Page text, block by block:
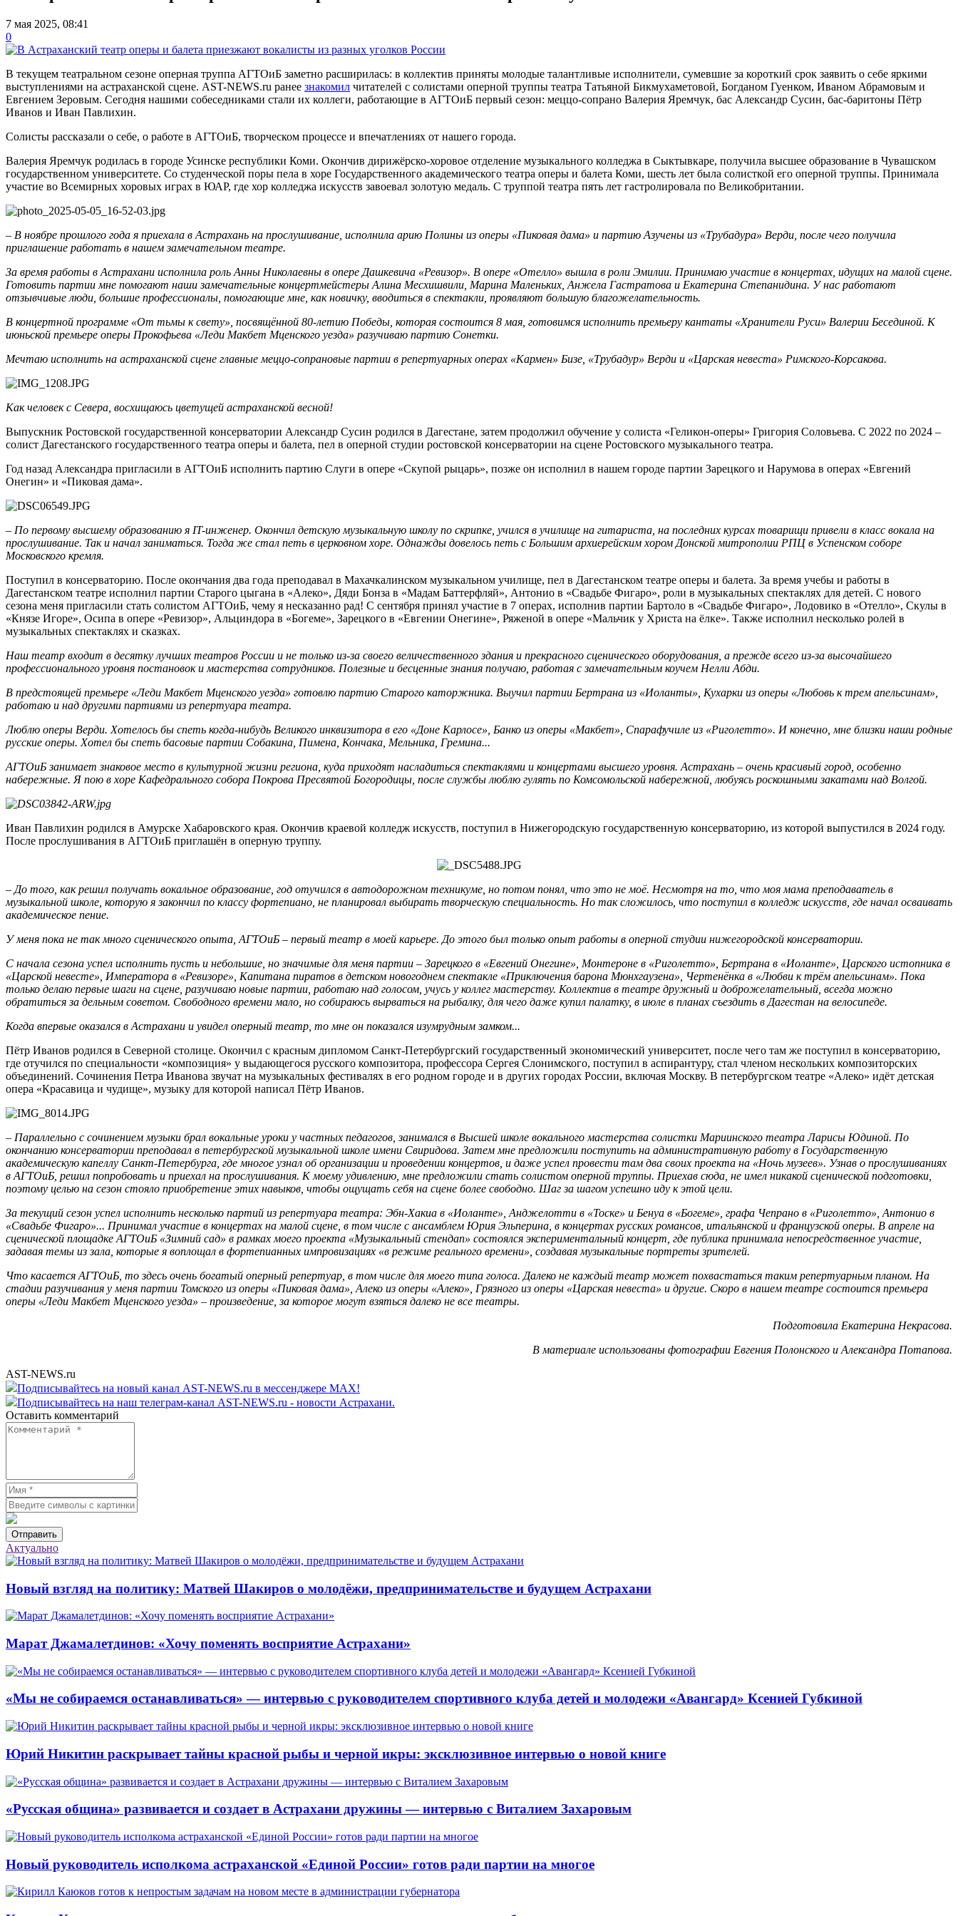
7 мая 2025, 08:41
0
В текущем театральном сезоне оперная труппа АГТОиБ заметно расширилась: в коллектив приняты молодые талантливые исполнители, сумевшие за короткий срок заявить о себе яркими
выступлениями на астраханской сцене. AST-NEWS.ru ранее знакомил читателей с солистами оперной труппы театра Татьяной Бикмухаметовой, Богданом Гуенком, Иваном Абрамовым и
Евгением Зеровым. Сегодня нашими собеседниками стали их коллеги, работающие в АГТОиБ первый сезон: меццо-сопрано Валерия Яремчук, бас Александр Сусин, бас-баритоны Пётр
Иванов и Иван Павлихин.
Солисты рассказали о себе, о работе в АГТОиБ, творческом процессе и впечатлениях от нашего города.
Валерия Яремчук родилась в городе Усинске республики Коми. Окончив дирижёрско-хоровое отделение музыкального колледжа в Сыктывкаре, получила высшее образование в Чувашском
государственном университете. Со студенческой поры пела в хоре Государственного академического театра оперы и балета Коми, шесть лет была солисткой его оперной труппы. Принимала
участие во Всемирных хоровых играх в ЮАР, где хор колледжа искусств завоевал золотую медаль. С труппой театра пять лет гастролировала по Великобритании.
– В ноябре прошлого года я приехала в Астрахань на прослушивание, исполнила арию Полины из оперы «Пиковая дама» и партию Азучены из «Трубадура» Верди, после чего получила
приглашение работать в нашем замечательном театре.
За время работы в Астрахани исполнила роль Анны Николаевны в опере Дашкевича «Ревизор». В опере «Отелло» вышла в роли Эмилии. Принимаю участие в концертах, идущих на малой сцене.
Готовить партии мне помогают наши замечательные концертмейстеры Алина Месхишвили, Марина Маленьких, Анжела Гастратова и Екатерина Степанидина. У нас работают
отзывчивые люди, большие профессионалы, помогающие мне, как новичку, вводиться в спектакли, проявляют большую благожелательность.
В концертной программе «От тьмы к свету», посвящённой 80-летию Победы, которая состоится 8 мая, готовимся исполнить премьеру кантаты «Хранители Руси» Валерии Бесединой. К
июньской премьере оперы Прокофьева «Леди Макбет Мценского уезда» разучиваю партию Сонетки.
Мечтаю исполнить на астраханской сцене главные меццо-сопрановые партии в репертуарных операх «Кармен» Бизе, «Трубадур» Верди и «Царская невеста» Римского-Корсакова.
Как человек с Севера, восхищаюсь цветущей астраханской весной!
Выпускник Ростовской государственной консерватории Александр Сусин родился в Дагестане, затем продолжил обучение у солиста «Геликон-оперы» Григория Соловьева. С 2022 по 2024 –
солист Дагестанского государственного театра оперы и балета, пел в оперной студии ростовской консерватории на сцене Ростовского музыкального театра.
Год назад Александра пригласили в АГТОиБ исполнить партию Слуги в опере «Скупой рыцарь», позже он исполнил в нашем городе партии Зарецкого и Нарумова в операх «Евгений
Онегин» и «Пиковая дама».
– По первому высшему образованию я IT-инженер. Окончил детскую музыкальную школу по скрипке, учился в училище на гитариста, на последних курсах товарищи привели в класс вокала на
прослушивание. Так и начал заниматься. Тогда же стал петь в церковном хоре. Однажды довелось петь с Большим архиерейским хором Донской митрополии РПЦ в Успенском соборе
Московского кремля.
Поступил в консерваторию. После окончания два года преподавал в Махачкалинском музыкальном училище, пел в Дагестанском театре оперы и балета. За время учебы и работы в
Дагестанском театре исполнил партии Старого цыгана в «Алеко», Дяди Бонза в «Мадам Баттерфляй», Антонио в «Свадьбе Фигаро», роли в музыкальных спектаклях для детей. С нового
сезона меня пригласили стать солистом АГТОиБ, чему я несказанно рад! С сентября принял участие в 7 операх, исполнив партии Бартоло в «Свадьбе Фигаро», Лодовико в «Отелло», Скулы в
«Князе Игоре», Осипа в опере «Ревизор», Альциндора в «Богеме», Зарецкого в «Евгении Онегине», Ряженой в опере «Мальчик у Христа на ёлке». Также исполнил несколько ролей в
музыкальных спектаклях и сказках.
Наш театр входит в десятку лучших театров России и не только из-за своего величественного здания и прекрасного сценического оборудования, а прежде всего из-за высочайшего
профессионального уровня постановок и мастерства сотрудников. Полезные и бесценные знания получаю, работая с замечательным коучем Нелли Абди.
В предстоящей премьере «Леди Макбет Мценского уезда» готовлю партию Старого каторжника. Выучил партии Бертрана из «Иоланты», Кухарки из оперы «Любовь к трем апельсинам»,
работаю и над другими партиями из репертуара театра.
Люблю оперы Верди. Хотелось бы спеть когда-нибудь Великого инквизитора в его «Доне Карлосе», Банко из оперы «Макбет», Спарафучиле из «Риголетто». И конечно, мне близки наши родные
русские оперы. Хотел бы спеть басовые партии Собакина, Пимена, Кончака, Мельника, Гремина...
АГТОиБ занимает знаковое место в культурной жизни региона, куда приходят насладиться спектаклями и концертами высшего уровня. Астрахань – очень красивый город, особенно
набережные. Я пою в хоре Кафедрального собора Покрова Пресвятой Богородицы, после службы люблю гулять по Комсомольской набережной, любуясь роскошными закатами над Волгой.
Иван Павлихин родился в Амурске Хабаровского края. Окончив краевой колледж искусств, поступил в Нижегородскую государственную консерваторию, из которой выпустился в 2024 году.
После прослушивания в АГТОиБ приглашён в оперную труппу.
– До того, как решил получать вокальное образование, год отучился в автодорожном техникуме, но потом понял, что это не моё. Несмотря на то, что моя мама преподаватель в
музыкальной школе, которую я закончил по классу фортепиано, не планировал выбирать творческую специальность. Но так сложилось, что поступил в колледж искусств, где начал осваивать
академическое пение.
У меня пока не так много сценического опыта, АГТОиБ – первый театр в моей карьере. До этого был только опыт работы в оперной студии нижегородской консерватории.
С начала сезона успел исполнить пусть и небольшие, но значимые для меня партии – Зарецкого в «Евгений Онегине», Монтероне в «Риголетто», Бертрана в «Иоланте», Царского истопника в
«Царской невесте», Императора в «Ревизоре», Капитана пиратов в детском новогоднем спектакле «Приключения барона Мюнхгаузена», Чертенёнка в «Любви к трём апельсинам». Пока
только делаю первые шаги на сцене, разучиваю новые партии, работаю над голосом, учусь у коллег мастерству. Коллектив в театре дружный и доброжелательный, всегда можно
обратиться за дельным советом. Свободного времени мало, но собираюсь вырваться на рыбалку, для чего даже купил палатку, в июле в планах съездить в Дагестан на велосипеде.
Когда впервые оказался в Астрахани и увидел оперный театр, то мне он показался изумрудным замком...
Пётр Иванов родился в Северной столице. Окончил с красным дипломом Санкт-Петербургский государственный экономический университет, после чего там же поступил в консерваторию,
где отучился по специальности «композиция» у выдающегося русского композитора, профессора Сергея Слонимского, поступил в аспирантуру, стал членом нескольких композиторских
объединений. Сочинения Петра Иванова звучат на музыкальных фестивалях в его родном городе и в других городах России, включая Москву. В петербургском театре «Алеко» идёт детская
опера «Красавица и чудище», музыку для которой написал Пётр Иванов.
– Параллельно с сочинением музыки брал вокальные уроки у частных педагогов, занимался в Высшей школе вокального мастерства солистки Мариинского театра Ларисы Юдиной. По
окончанию консерватории преподавал в петербургской музыкальной школе имени Свиридова. Затем мне предложили поступить на административную работу в Государственную
академическую капеллу Санкт-Петербурга, где многое узнал об организации и проведении концертов, и даже успел провести там два своих проекта на «Ночь музеев». Узнав о прослушиваниях
в АГТОиБ, решил попробовать и приехал на прослушивания. К моему удивлению, мне предложили стать солистом оперной труппы. Приехав сюда, не имел никакой сценической подготовки,
поэтому целью на сезон стояло приобретение этих навыков, чтобы ощущать себя на сцене более свободно. Шаг за шагом успешно иду к этой цели.
За текущий сезон успел исполнить несколько партий из репертуара театра: Эбн-Хакиа в «Иоланте», Анджелотти в «Тоске» и Бенуа в «Богеме», графа Чепрано в «Риголетто», Антонио в
«Свадьбе Фигаро»... Принимал участие в концертах на малой сцене, в том числе с ансамблем Юрия Эльперина, в концертах русских романсов, итальянской и французской оперы. В апреле на
сценической площадке АГТОиБ «Зимний сад» в рамках моего проекта «Музыкальный стендап» состоялся экспериментальный концерт, где публика принимала непосредственное участие,
задавая темы из зала, которые я воплощал в фортепианных импровизациях «в режиме реального времени», создавая музыкальные портреты зрителей.
Что касается АГТОиБ, то здесь очень богатый оперный репертуар, в том числе для моего типа голоса. Далеко не каждый театр может похвастаться таким репертуарным планом. На
стадии разучивания у меня партии Томского из оперы «Пиковая дама», Алеко из оперы «Алеко», Грязного из оперы «Царская невеста» и другие. Скоро в нашем театре состоится премьера
оперы «Леди Макбет Мценского уезда» – произведение, за которое могут взяться далеко не все театры.
Подготовила Екатерина Некрасова.
В материале использованы фотографии Евгения Полонского и Александра Потапова.
AST-NEWS.ru
Подписывайтесь на новый канал AST-NEWS.ru в мессенджере MAX!
Подписывайтесь на наш телеграм-канал AST-NEWS.ru - новости Астрахани.
Оставить комментарий
Отправить
Актуально
Новый взгляд на политику: Матвей Шакиров о молодёжи, предпринимательстве и будущем Астрахани
Марат Джамалетдинов: «Хочу поменять восприятие Астрахани»
«Мы не собираемся останавливаться» — интервью с руководителем спортивного клуба детей и молодежи «Авангард» Ксенией Губкиной
Юрий Никитин раскрывает тайны красной рыбы и черной икры: эксклюзивное интервью о новой книге
«Русская община» развивается и создает в Астрахани дружины — интервью с Виталием Захаровым
Новый руководитель исполкома астраханской «Единой России» готов ради партии на многое